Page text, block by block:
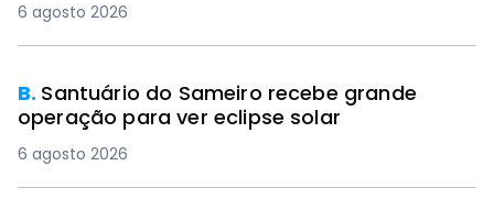
6 agosto 2026
B. Santuário do Sameiro recebe grande
operação para ver eclipse solar
6 agosto 2026